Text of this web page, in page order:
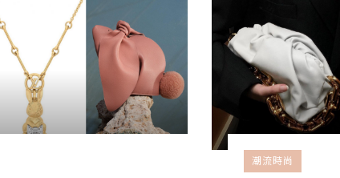
潮流時尚